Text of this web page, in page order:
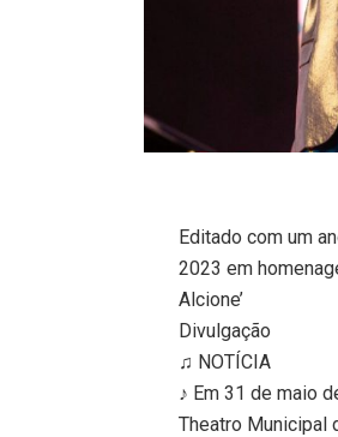
Editado com um
2023 em
Alcione’
Divulgação
♫ NOTÍCIA
♪ Em 31 de maio
Theatro Municipal